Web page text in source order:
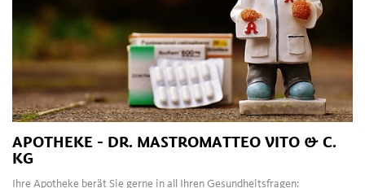
APOTHEKE - DR. MASTROMATTEO VITO & C.
KG
Ihre Apotheke berät Sie gerne in all Ihren Gesundheitsfragen: